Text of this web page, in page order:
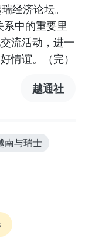
经济论坛。
中的重要里
流活动，进一
情谊。（完）
越通社
南与瑞士